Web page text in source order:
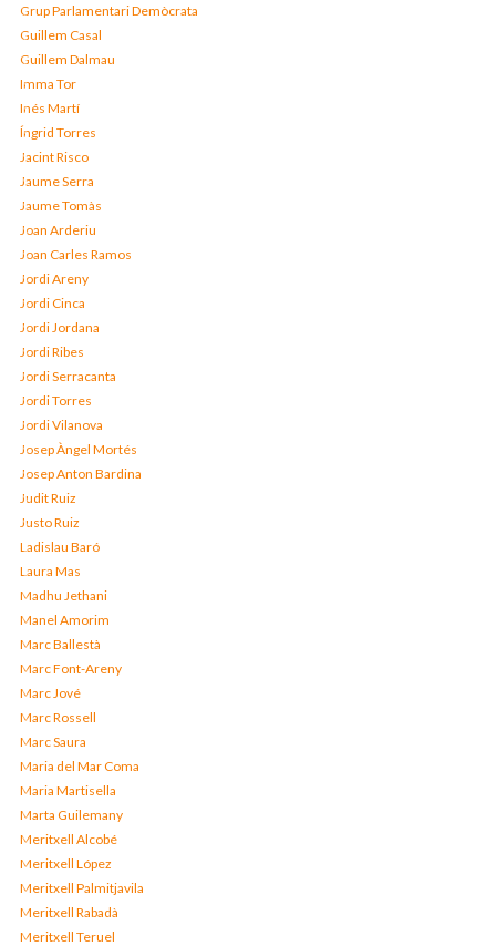
Grup Parlamentari Demòcrata
Guillem Casal
Guillem Dalmau
Imma Tor
Inés Martí
Íngrid Torres
Jacint Risco
Jaume Serra
Jaume Tomàs
Joan Arderiu
Joan Carles Ramos
Jordi Areny
Jordi Cinca
Jordi Jordana
Jordi Ribes
Jordi Serracanta
Jordi Torres
Jordi Vilanova
Josep Àngel Mortés
Josep Anton Bardina
Judit Ruiz
Justo Ruiz
Ladislau Baró
Laura Mas
Madhu Jethani
Manel Amorim
Marc Ballestà
Marc Font-Areny
Marc Jové
Marc Rossell
Marc Saura
Maria del Mar Coma
Maria Martisella
Marta Guilemany
Meritxell Alcobé
Meritxell López
Meritxell Palmitjavila
Meritxell Rabadà
Meritxell Teruel